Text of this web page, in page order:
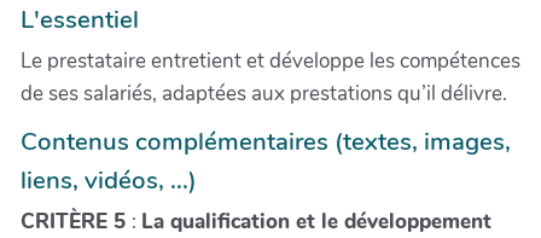
L'essentiel
Le prestataire entretient et développe les compétences
de ses salariés, adaptées aux prestations qu’il délivre.
Contenus complémentaires (textes, images,
liens, vidéos, ...)
CRITÈRE 5 : La qualification et le développement